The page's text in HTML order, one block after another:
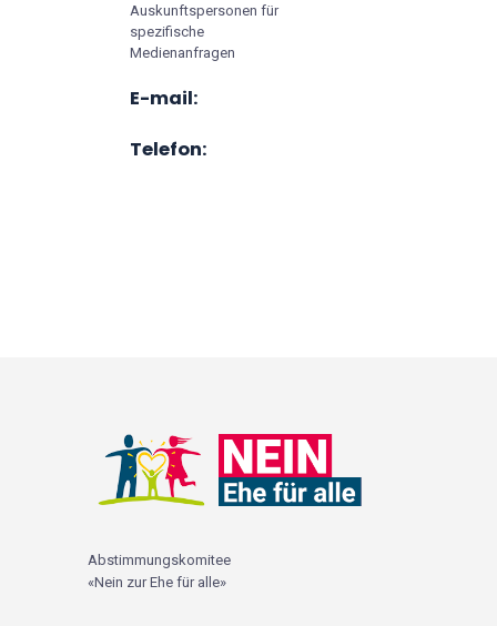
Auskunftspersonen für
spezifische
Medienanfragen
E-mail:
Telefon:
Abstimmungskomitee
«Nein zur Ehe für alle»